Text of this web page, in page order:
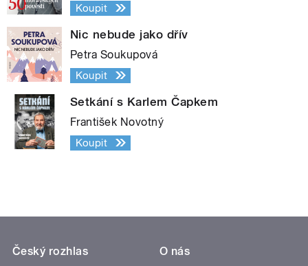
Koupit
Nic nebude jako dřív
Petra Soukupová
Koupit
Setkání s Karlem Čapkem
František Novotný
Koupit
Český rozhlas
O nás